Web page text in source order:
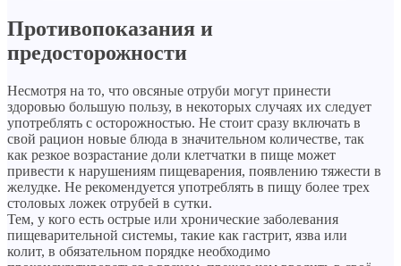
Противопоказания и
предосторожности
Несмотря на то, что овсяные отруби могут принести
здоровью большую пользу, в некоторых случаях их следует
употреблять с осторожностью. Не стоит сразу включать в
свой рацион новые блюда в значительном количестве, так
как резкое возрастание доли клетчатки в пище может
привести к нарушениям пищеварения, появлению тяжести в
желудке. Не рекомендуется употреблять в пищу более трех
столовых ложек отрубей в сутки.
Тем, у кого есть острые или хронические заболевания
пищеварительной системы, такие как гастрит, язва или
колит, в обязательном порядке необходимо